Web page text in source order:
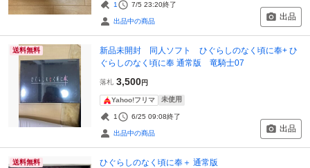
1 7/5 23:20終了
出品中の商品 出品
送料無料
新品未開封 同人ソフト ひぐらしのなく頃に奉+ ひ
ぐらしのなく頃に奉 通常版 竜騎士07
落札 3,500円
Yahoo!フリマ 未使用
1 6/25 09:08終了
出品中の商品 出品
送料無料 ひぐらしのなく頃に奉＋ 通常版